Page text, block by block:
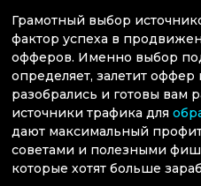
Грамотный выбор
фактор успеха в
офферов. Именно выбор
определяет, залетит
разобрались и готовы вам
источники трафика для
дают максимальный
советами и полезными
которые хотят больше